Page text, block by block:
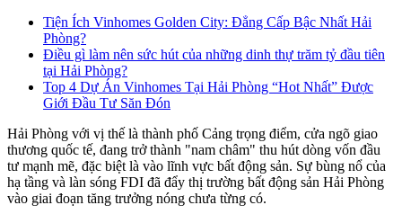
Tiện Ích Vinhomes Golden City: Đẳng Cấp Bậc Nhất Hải
Phòng?
Điều gì làm nên sức hút của những dinh thự trăm tỷ đầu tiên
tại Hải Phòng?
Top 4 Dự Án Vinhomes Tại Hải Phòng “Hot Nhất” Được
Giới Đầu Tư Săn Đón
Hải Phòng với vị thế là thành phố Cảng trọng điểm, cửa ngõ giao
thương quốc tế, đang trở thành "nam châm" thu hút dòng vốn đầu
tư mạnh mẽ, đặc biệt là vào lĩnh vực bất động sản. Sự bùng nổ của
hạ tầng và làn sóng FDI đã đẩy thị trường bất động sản Hải Phòng
vào giai đoạn tăng trưởng nóng chưa từng có.